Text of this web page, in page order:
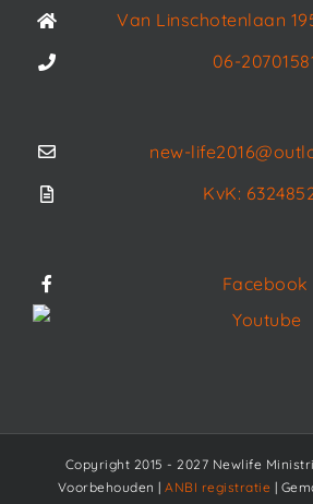
Van Linschotenlaan
06-
new-
KvK:
Facebook
Youtube
Copyright 2015 - 2027 Newlife
Voorbehouden | ANBI registratie |